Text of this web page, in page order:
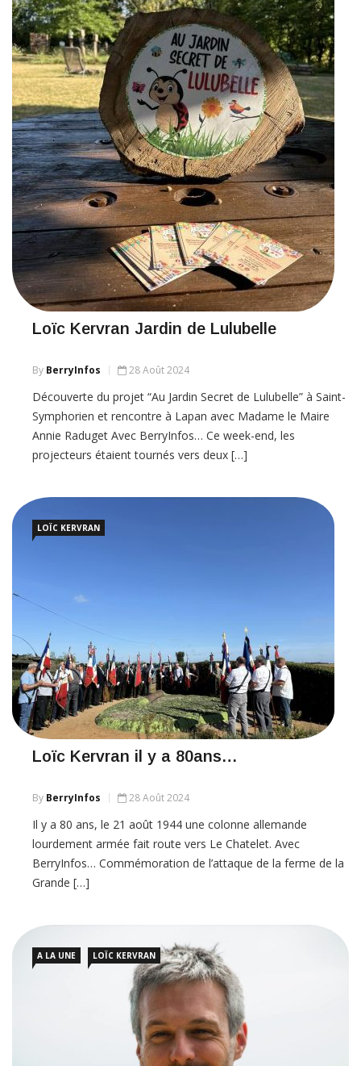
Loïc Kervran Jardin de Lulubelle
By BerryInfos 28 Août 2024
Découverte du projet “Au Jardin Secret de Lulubelle” à Saint-
Symphorien et rencontre à Lapan avec Madame le Maire
Annie Raduget Avec BerryInfos… Ce week-end, les
projecteurs étaient tournés vers deux […]
LOÏC KERVRAN
Loïc Kervran il y a 80ans…
By BerryInfos 28 Août 2024
Il y a 80 ans, le 21 août 1944 une colonne allemande
lourdement armée fait route vers Le Chatelet. Avec
BerryInfos… Commémoration de l’attaque de la ferme de la
Grande […]
A LA UNE LOÏC KERVRAN